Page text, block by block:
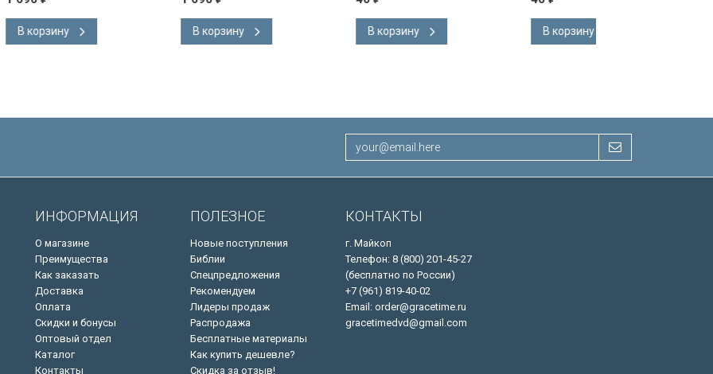
слова
английском языке.
Словарь, карты, закладка,
подарочная вкладка, слова
ИНФОРМАЦИЯ
О магазине
Преимущества
Как заказать
Доставка
Оплата
Скидки и бонусы
Оптовый отдел
Каталог
Контакты
ПОЛЕЗНОЕ
Новые поступления
Библии
Спецпредложения
Рекомендуем
Лидеры продаж
Распродажа
Бесплатные материалы
Как купить дешевле?
Скидка за отзыв!
КОНТАКТЫ
г. Майкоп
Телефон: 8 (800) 201-45-27
(бесплатно по России)
+7 (961) 819-40-02
Email: order@gracetime.ru
gracetimedvd@gmail.com